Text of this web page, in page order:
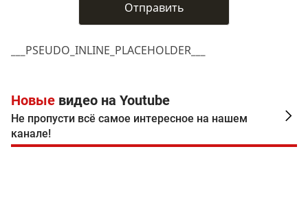
___PSEUDO_INLINE_PLACEHOLDER___
Новые видео на Youtube
Не пропусти всё самое интересное на нашем
канале!